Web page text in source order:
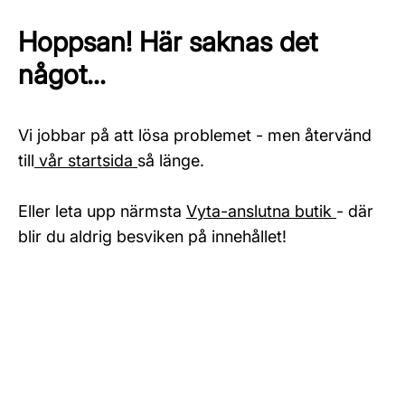
Hoppsan! Här saknas det
något...
Vi jobbar på att lösa problemet - men återvänd
till vår startsida så länge.
Eller leta upp närmsta Vyta-anslutna butik - där
blir du aldrig besviken på innehållet!